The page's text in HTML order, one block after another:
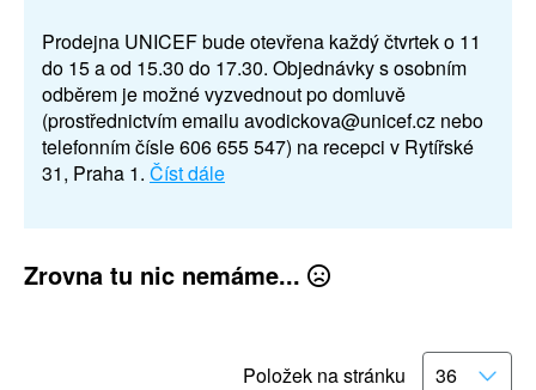
Prodejna UNICEF bude otevřena každý čtvrtek o 11
do 15 a od 15.30 do 17.30. Objednávky s osobním
odběrem je možné vyzvednout po domluvě
(prostřednictvím emailu avodickova@unicef.cz nebo
telefonním čísle 606 655 547) na recepci v Rytířské
31, Praha 1. Číst dále
Zrovna tu nic nemáme...
Položek na stránku